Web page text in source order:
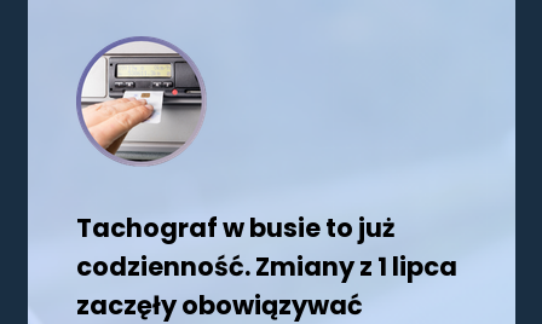
Tachograf w busie to już
codzienność. Zmiany z 1 lipca
zaczęły obowiązywać